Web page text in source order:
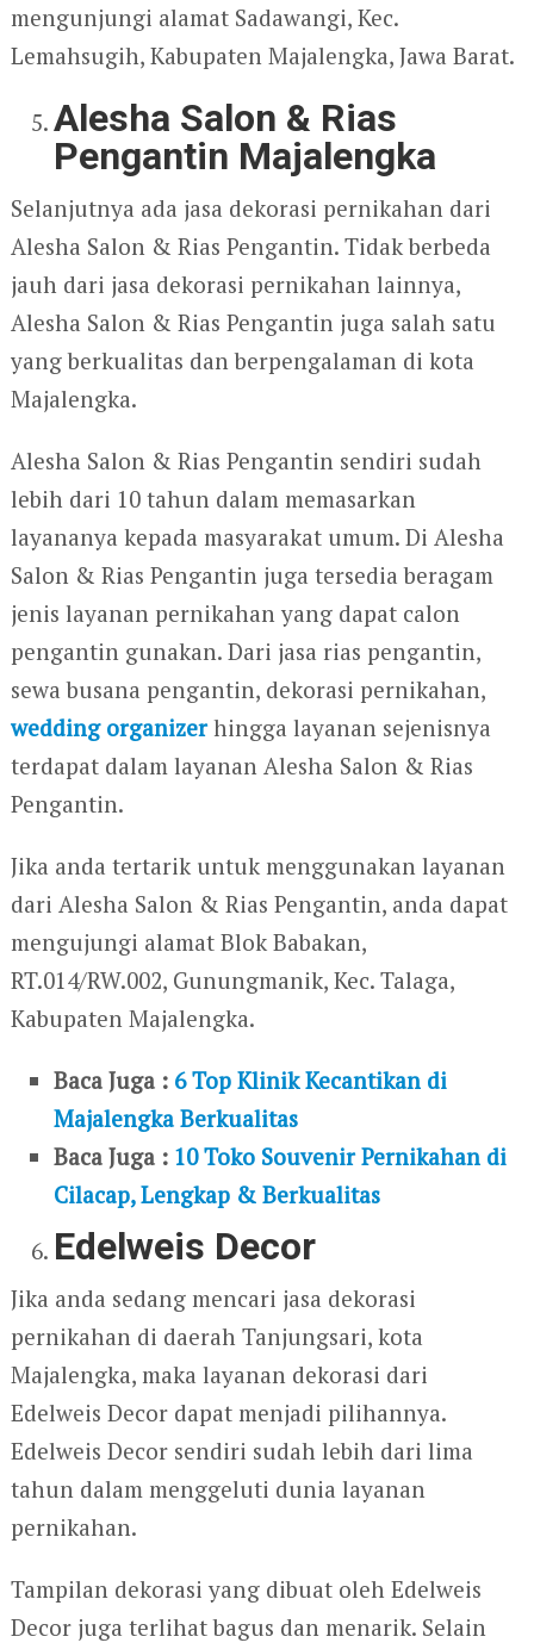
mengunjungi alamat Sadawangi, Kec.
Lemahsugih, Kabupaten Majalengka, Jawa Barat.
Alesha Salon & Rias
Pengantin Majalengka
Selanjutnya ada jasa dekorasi pernikahan dari
Alesha Salon & Rias Pengantin. Tidak berbeda
jauh dari jasa dekorasi pernikahan lainnya,
Alesha Salon & Rias Pengantin juga salah satu
yang berkualitas dan berpengalaman di kota
Majalengka.
Alesha Salon & Rias Pengantin sendiri sudah
lebih dari 10 tahun dalam memasarkan
layananya kepada masyarakat umum. Di Alesha
Salon & Rias Pengantin juga tersedia beragam
jenis layanan pernikahan yang dapat calon
pengantin gunakan. Dari jasa rias pengantin,
sewa busana pengantin, dekorasi pernikahan,
wedding organizerhingga layanan sejenisnya
terdapat dalam layanan Alesha Salon & Rias
Pengantin.
Jika anda tertarik untuk menggunakan layanan
dari Alesha Salon & Rias Pengantin, anda dapat
mengujungi alamat Blok Babakan,
RT.014/RW.002, Gunungmanik, Kec. Talaga,
Kabupaten Majalengka.
Baca Juga : 6 Top Klinik Kecantikan di
Majalengka Berkualitas
Baca Juga : 10 Toko Souvenir Pernikahan di
Cilacap, Lengkap & Berkualitas
Edelweis Decor
Jika anda sedang mencari jasa dekorasi
pernikahan di daerah Tanjungsari, kota
Majalengka, maka layanan dekorasi dari
Edelweis Decor dapat menjadi pilihannya.
Edelweis Decor sendiri sudah lebih dari lima
tahun dalam menggeluti dunia layanan
pernikahan.
Tampilan dekorasi yang dibuat oleh Edelweis
Decor juga terlihat bagus dan menarik. Selain